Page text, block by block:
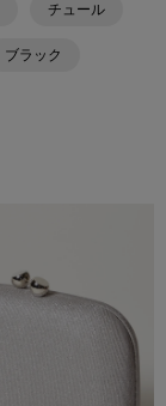
チュール
ブラック